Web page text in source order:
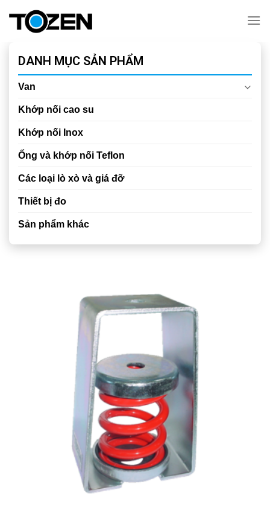
DANH MỤC SẢN PHẨM
Van
Khớp nối cao su
Khớp nối Inox
Ống và khớp nối Teflon
Các loại lò xò và giá đỡ
Thiết bị đo
Sản phẩm khác